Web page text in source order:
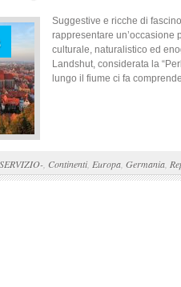
Suggestive e ricche di
rappresentare un’occasione
culturale, naturalistico ed
Landshut, considerata la
lungo il fiume ci fa
Continenti, Europa Germania